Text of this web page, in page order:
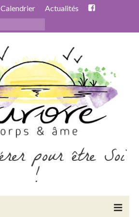
Calendrier Actualités
pour être Soi
!